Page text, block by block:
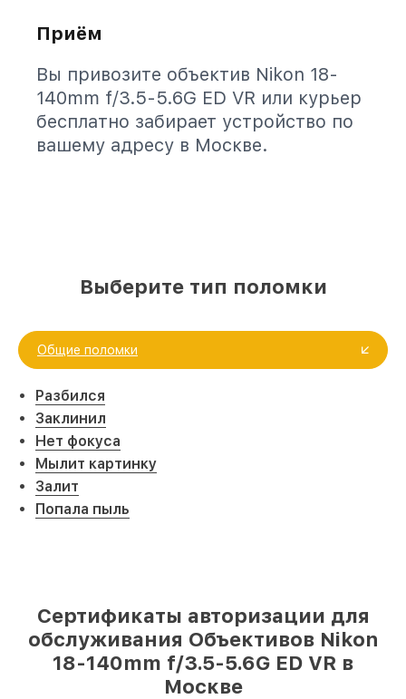
Приём
Вы привозите объектив Nikon 18-
140mm f/3.5-5.6G ED VR или курьер
бесплатно забирает устройство по
вашему адресу в Москве.
Выберите тип поломки
Общие поломки
Разбился
Заклинил
Нет фокуса
Мылит картинку
Залит
Попала пыль
Сертификаты авторизации для
обслуживания Объективов Nikon
18-140mm f/3.5-5.6G ED VR в
Москве